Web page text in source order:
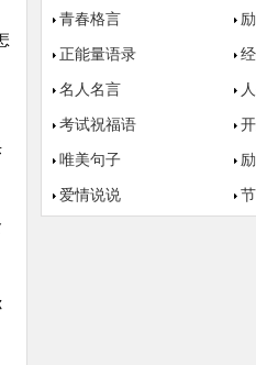
青春格言
正能量语录
名人名言
考试祝福语
唯美句子
爱情说说